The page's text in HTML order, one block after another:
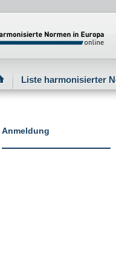
Liste harmonisierter
Anmeldung